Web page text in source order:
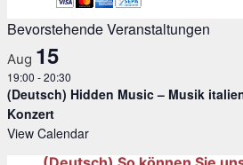
Bevorstehende Veranstaltungen
Aug 15
19:00 -20:30
(Deutsch) Hidden Music – Musik
Konzert
View Calendar